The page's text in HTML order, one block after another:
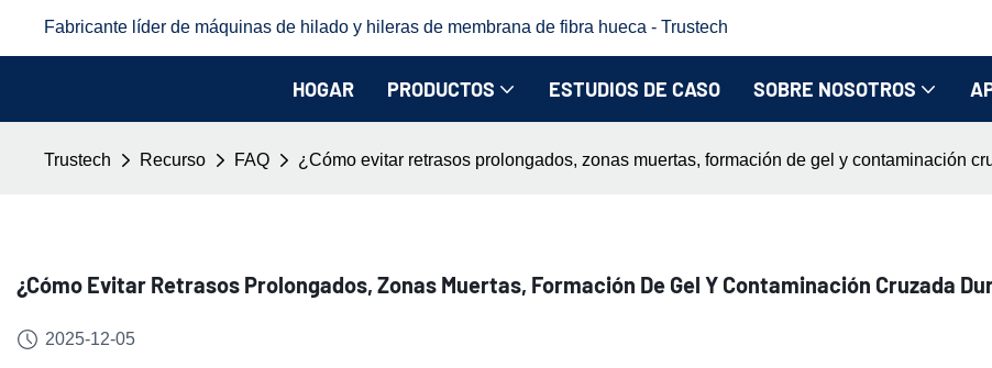
Fabricante líder de máquinas de hilado y hileras de membrana de fibra hueca - Trustech
HOGAR PRODUCTOS ESTUDIOS DE CASO SOBRE NOSOTROS
Trustech Recurso FAQ ¿Cómo evitar retrasos prolongados, zonas muertas, formación de gel y contaminación
¿Cómo Evitar Retrasos Prolongados, Zonas Muertas, Formación De Gel Y Contaminación Cruzada
2025-12-05